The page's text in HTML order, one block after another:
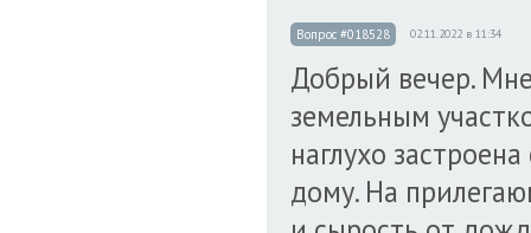
Вопрос #018528 02.11.2022 в 11:34
Добрый вечер.
земельным
наглухо
дому. На